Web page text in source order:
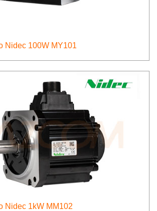
Nidec 100W MY101
Nidec 1kW MM102